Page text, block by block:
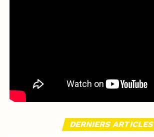
DERNIERS ARTICLES